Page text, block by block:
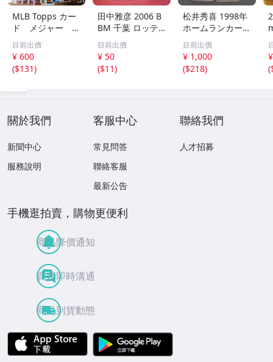
MLB Topps カー
ド メジャー 1
00枚 2
目前出價
¥ 600
($131)
田中雅彦 2006 B
BM 千葉 ロッテ
マリーンズ トレ
カ プロ野球 カー
ド M37 スポーツ
アスリート トレ
目前出價
¥ 50
($11)
松井秀喜 1998年
ホームランカード
150号 記念カード
3枚セット 読売ジ
ャイアンツ 日本
テレビ 劇空間プ
目前出價
¥ 1,000
($218)
(
關於我們
新聞中心
服務說明
客服中心
常見問答
聯絡客服
最新公告
聯絡我們
人才招募
手機逛拍賣，購物更便利
商品降價通知
買賣即時溝通
商品到貨動態
APP Store